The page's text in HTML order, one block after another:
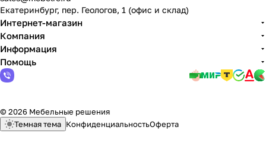
Екатеринбург, пер. Геологов, 1 (офис и склад)
Интернет-магазин
Компания
Информация
Помощь
© 2026 Мебельные решения
Темная тема КонфиденциальностьОферта